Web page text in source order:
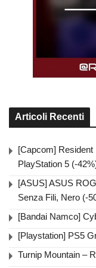
Articoli Recenti
[Capcom] Resident
PlayStation 5 (-
[ASUS] ASUS
Senza Fili, Nero (-
[Bandai Namco]
[Playstation] PS5
Turnip Mountain –